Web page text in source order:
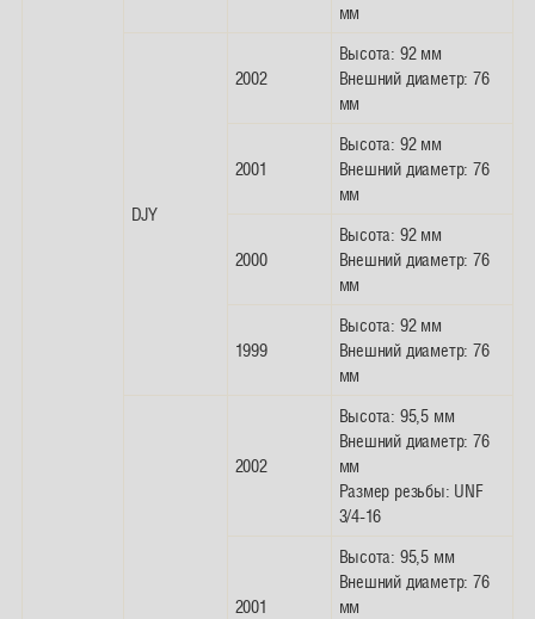
мм
DJY
2002
Высота: 92 мм
Внешний диаметр: 76
мм
2001
Высота: 92 мм
Внешний диаметр: 76
мм
2000
Высота: 92 мм
Внешний диаметр: 76
мм
1999
Высота: 92 мм
Внешний диаметр: 76
мм
2002
Высота: 95,5 мм
Внешний диаметр: 76
мм
Размер резьбы: UNF
3/4-16
2001
Высота: 95,5 мм
Внешний диаметр: 76
мм